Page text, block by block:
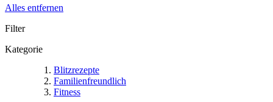
Alles entfernen
Filter
Kategorie
Blitzrezepte
Familienfreundlich
Fitness